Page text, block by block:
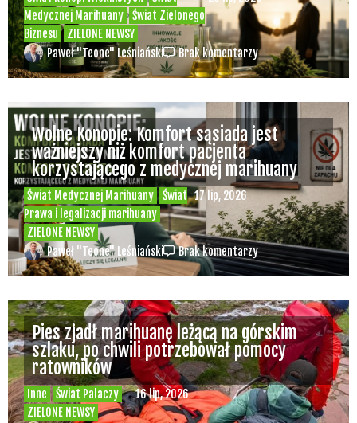
Zielonego Świata
ZIELONE
NEWSY
Paweł "Teone" Leśniański Brak komentarzy
Świat Palaczy
Świat Prawa i
legalizacji marihuany
Świat Zielonego
Biznesu
ZIELONE NEWSY
26 cze, 2026
Mundial przeciwny marihuanie
jednocześnie promuje sprzedaż alkoholu na
meczach
Paweł "Teone" Leśniański Brak komentarzy
Świat Palaczy
Świat Zielonego
Kina i Muzyki
ZIELONE NEWSY
25 cze, 2026
Wiz Khalifa nie przyjedzie do Europy bo dwa
lata temu zapalił jointa na scenie i teraz
grozi mu więzienie